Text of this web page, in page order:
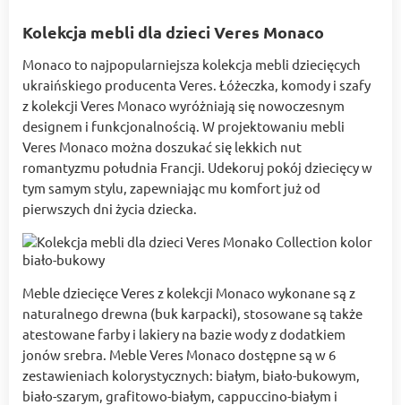
Kolekcja mebli dla dzieci Veres Monaco
Monaco to najpopularniejsza kolekcja mebli dziecięcych
ukraińskiego producenta Veres. Łóżeczka, komody i szafy
z kolekcji Veres Monaco wyróżniają się nowoczesnym
designem i funkcjonalnością. W projektowaniu mebli
Veres Monaco można doszukać się lekkich nut
romantyzmu południa Francji. Udekoruj pokój dziecięcy w
tym samym stylu, zapewniając mu komfort już od
pierwszych dni życia dziecka.
Meble dziecięce Veres z kolekcji Monaco wykonane są z
naturalnego drewna (buk karpacki), stosowane są także
atestowane farby i lakiery na bazie wody z dodatkiem
jonów srebra. Meble Veres Monaco dostępne są w 6
zestawieniach kolorystycznych: białym, biało-bukowym,
biało-szarym, grafitowo-białym, cappuccino-białym i